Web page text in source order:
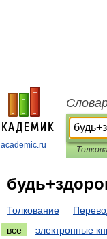
academic.ru
Толкование
все
электронные